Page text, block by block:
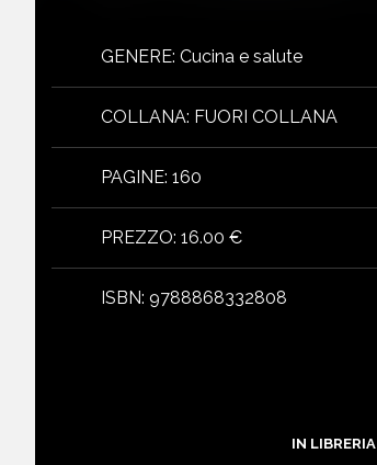
GENERE: Cucina e salute
COLLANA: FUORI COLLANA
PAGINE: 160
PREZZO: 16.00 €
ISBN: 9788868332808
IN LIBRERIA